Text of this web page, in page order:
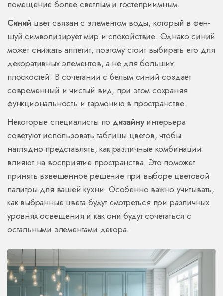
помещение более светлым и гостеприимным.
Синий цвет связан с элементом воды, который в фен-
шуй символизирует мир и спокойствие. Однако синий
может снижать аппетит, поэтому стоит выбирать его для
декоративных элементов, а не для больших
плоскостей. В сочетании с белым синий создает
современный и чистый вид, при этом сохраняя
функциональность и гармонию в пространстве.
Некоторые специалисты по дизайнуинтерьера
советуют использовать таблицы цветов, чтобы
наглядно представлять, как различные комбинации
влияют на восприятие пространства. Это поможет
принять взвешенное решение при выборе цветовой
палитры для вашей кухни. Особенно важно учитывать,
как выбранные цвета будут смотреться при различных
уровнях освещения и как они будут сочетаться с
остальными элементами декора.